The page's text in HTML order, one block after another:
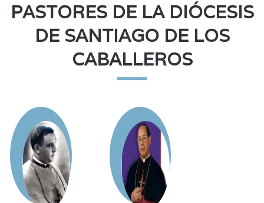
PASTORES DE LA DIÓCESIS
DE SANTIAGO DE LOS
CABALLEROS